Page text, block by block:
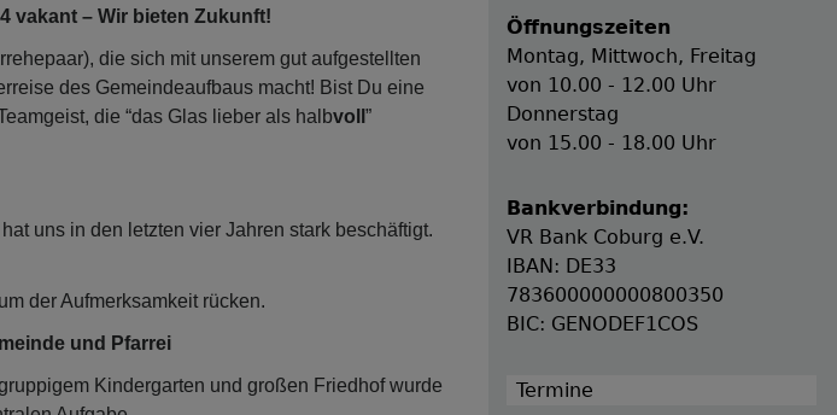
vakant – Wir bieten Zukunft!
die sich mit unserem gut aufgestellten
des Gemeindeaufbaus macht! Bist Du eine
die “das Glas lieber als halbvoll”
uns in den letzten vier Jahren stark beschäftigt.
der Aufmerksamkeit rücken.
und Pfarrei
Kindergarten und großen Friedhof wurde
Öffnungszeiten
Montag, Mittwoch, Freitag
von 10.00 - 12.00 Uhr
Donnerstag
von 15.00 - 18.00 Uhr
Bankverbindung:
VR Bank Coburg e.V.
IBAN: DE33
783600000000800350
BIC: GENODEF1COS
Termine